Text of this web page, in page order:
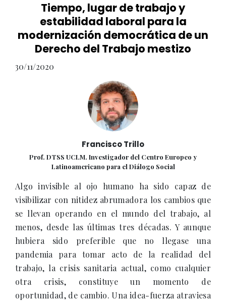
Tiempo, lugar de trabajo y
estabilidad laboral para la
modernización democrática de un
Derecho del Trabajo mestizo
30/11/2020
Francisco Trillo
Prof. DTSS UCLM. Investigador del Centro Europeo y
Latinoamericano para el Diálogo Social
Algo invisible al ojo humano ha sido capaz de
visibilizar con nitidez abrumadora los cambios que
se llevan operando en el mundo del trabajo, al
menos, desde las últimas tres décadas. Y aunque
hubiera sido preferible que no llegase una
pandemia para tomar acto de la realidad del
trabajo, la crisis sanitaria actual, como cualquier
otra crisis, constituye un momento de
oportunidad, de cambio. Una idea-fuerza atraviesa